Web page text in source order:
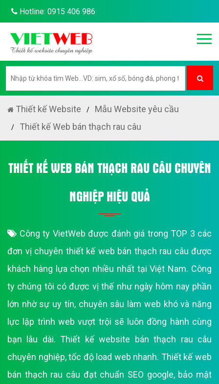
Hotline: 0915 406 986
Thiết kế Website
Mẫu Website yêu cầu
Thiết kế Web bán thạch rau câu
THIẾT KẾ WEB BÁN THẠCH RAU CÂU CHUYÊN
NGHIỆP HIỆU QUẢ
Công ty VietWeb được đánh giá trong TOP 3 các
đơn vị chuyên thiết kế web bán thạch rau câu được
khách hàng lựa chọn nhiều nhất tại Việt Nam. Công
ty chúng tôi có được vị thế như ngày hôm nay phần
lớn nhờ sự uy tín, chuyên sâu làm web khó và năng
lực lập trình web vượt trội sẽ luôn đồng hành cùng
bạn lâu dài. Thiết kế website bán thạch rau câu
chuyên nghiệp, tốc độ load web nhanh. Thiết kế web
bán thạch rau câu đạt chuẩn SEO google, bảo mật